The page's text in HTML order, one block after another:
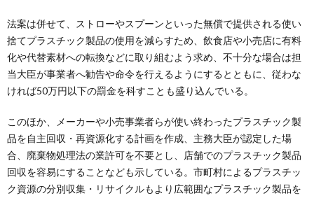
法案は併せて、ストローやスプーンといった無償で提供される使い
捨てプラスチック製品の使用を減らすため、飲食店や小売店に有料
化や代替素材への転換などに取り組むよう求め、不十分な場合は担
当大臣が事業者へ勧告や命令を行えるようにするとともに、従わな
ければ50万円以下の罰金を科すことも盛り込んでいる。
このほか、メーカーや小売事業者らが使い終わったプラスチック製
品を自主回収・再資源化する計画を作成、主務大臣が認定した場
合、廃棄物処理法の業許可を不要とし、店舗でのプラスチック製品
回収を容易にすることなども示している。市町村によるプラスチッ
ク資源の分別収集・リサイクルもより広範囲なプラスチック製品を